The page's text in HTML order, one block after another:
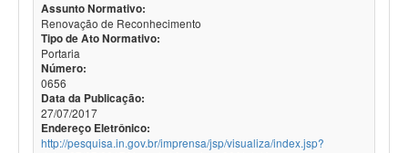
Assunto Normativo:
Renovação de Reconhecimento
Tipo de Ato Normativo:
Portaria
Número:
0656
Data da Publicação:
27/07/2017
Endereço Eletrônico:
http://pesquisa.in.gov.br/imprensa/jsp/visualiza/index.jsp?